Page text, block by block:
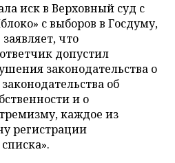
иск в Верховный суд с
с выборов в Госдуму,
что
допустил
законодательства о
об
и о
каждое из
регистрации